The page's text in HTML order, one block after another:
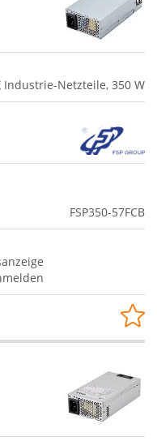
Industrie-Netzteile, 350 W
FSP350-57FCB